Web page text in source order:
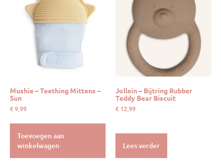
Mushie – Teething Mittens –
Sun
€ 9,99
Toevoegen aan
winkelwagen
Jollein – Bijtring Rubber
Teddy Bear Biscuit
€ 12,99
Lees verder